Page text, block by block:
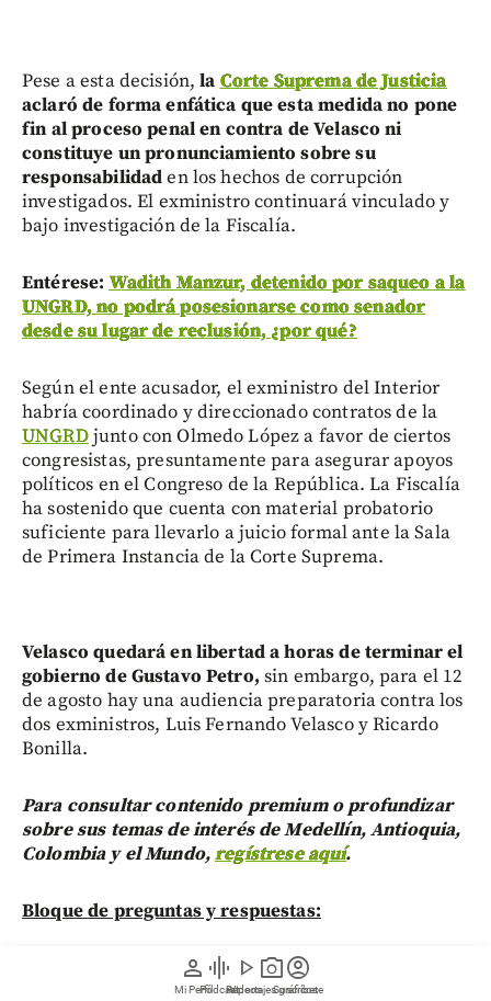
person
Mi Perfil
graphic_eq
Pódcast
play_arrow
Videos
photo_camera
Reportajes gráficos
account_circle
Suscríbete
Pese a esta decisión,la Corte Suprema de Justicia
aclaró de forma enfática que esta medida no pone
fin al proceso penal en contra de Velasco ni
constituye un pronunciamiento sobre su
responsabilidaden los hechos de corrupción
investigados. El exministro continuará vinculado y
bajo investigación de la Fiscalía.
Entérese: Wadith Manzur, detenido por saqueo a la
UNGRD, no podrá posesionarse como senador
desde su lugar de reclusión, ¿por qué?
Según el ente acusador, el exministro del Interior
habría coordinado y direccionado contratos de la
UNGRDjunto con Olmedo López a favor de ciertos
congresistas, presuntamente para asegurar apoyos
políticos en el Congreso de la República. La Fiscalía
ha sostenido que cuenta con material probatorio
suficiente para llevarlo a juicio formal ante la Sala
de Primera Instancia de la Corte Suprema.
Velasco quedará en libertad a horas de terminar el
gobierno de Gustavo Petro, sin embargo, para el 12
de agosto hay una audiencia preparatoria contra los
dos exministros, Luis Fernando Velasco y Ricardo
Bonilla.
Para consultar contenido premium o profundizar
sobre sus temas de interés de Medellín, Antioquia,
Colombia y el Mundo,regístrese aquí.
Bloque de preguntas y respuestas:
¿Por qué la Corte Suprema ordenó